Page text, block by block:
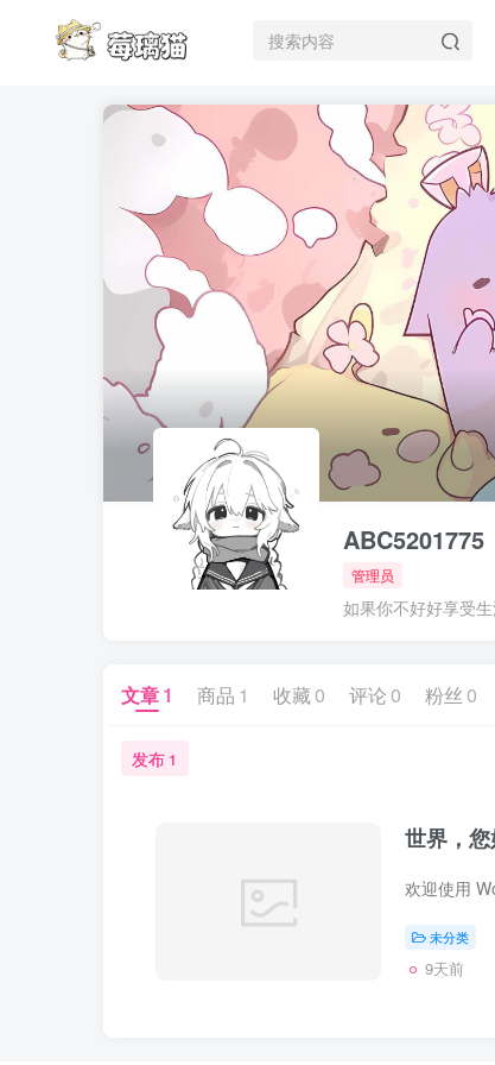
ABC5201775
管理员
如果你不好好享受
文章1 商品 1 收藏 0 评论 0 粉丝 0
发布 1
世界，您
未分类
9天前